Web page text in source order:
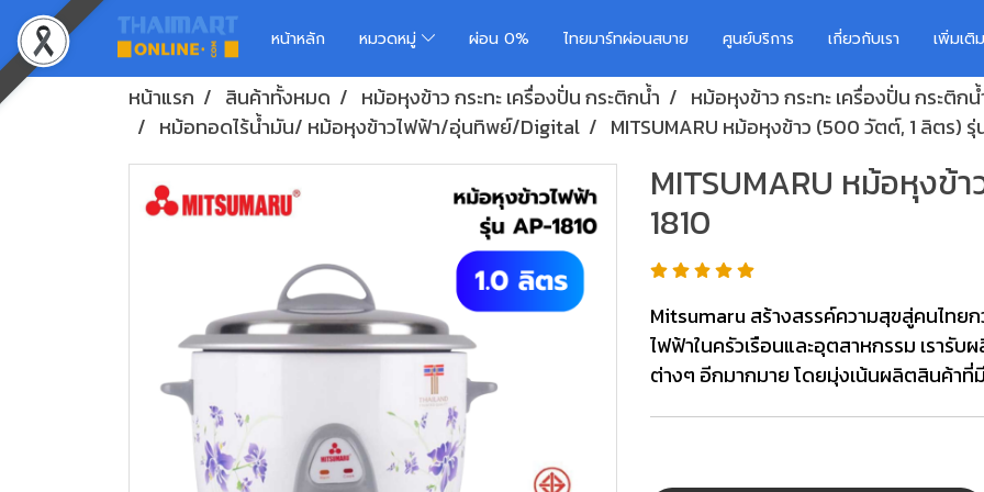
หน้าหลัก หมวดหมู่ ผ่อน 0% ไทยมาร์ทผ่อนสบาย ศูนย์บริการ เกี่ยวกับเรา เพิ่มเ
หน้าแรก สินค้าทั้งหมด หม้อหุงข้าว กระทะ เครื่องปั่น กระติกน้ำ
หม้อหุงข้าว กระทะ เครื่องปั่น กระติก
หม้อทอดไร้น้ำมัน/ หม้อหุงข้าวไฟฟ้า/อุ่นทิพย์/Digital
MITSUMARU หม้อหุงข้าว (500 วัตต์, 1 ลิตร)
MITSUMARU หม้อหุงข้
1810
Mitsumaru สร้างสรรค์ความสุขสู่คนไทยก
ไฟฟ้าในครัวเรือนและอุตสาหกรรม เรารั
ต่างๆ อีกมากมาย โดยมุ่งเน้นผลิตสินค้า